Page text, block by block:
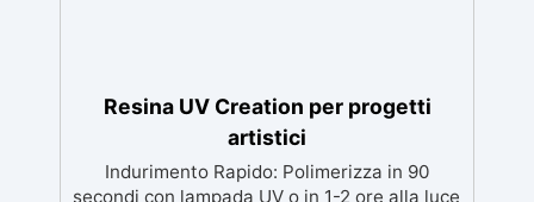
Resina UV Creation per progetti
artistici
Indurimento Rapido: Polimerizza in 90
secondi con lampada UV o in 1-2 ore alla luce